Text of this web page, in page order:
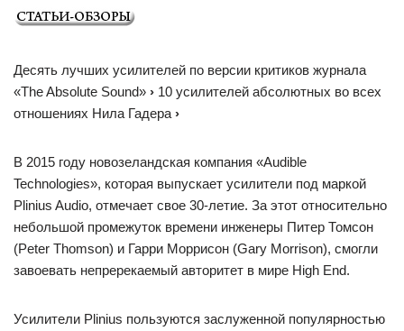
Десять лучших усилителей по версии критиков журнала
«The Absolute Sound» › 10 усилителей абсолютных во всех
отношениях Нила Гадера ›
В 2015 году новозеландская компания «Audible
Technologies», которая выпускает усилители под маркой
Plinius Audio, отмечает свое 30-летие. За этот относительно
небольшой промежуток времени инженеры Питер Томсон
(Peter Thomson) и Гарри Моррисон (Gary Morrison), смогли
завоевать непререкаемый авторитет в мире High End.
Усилители Plinius пользуются заслуженной популярностью